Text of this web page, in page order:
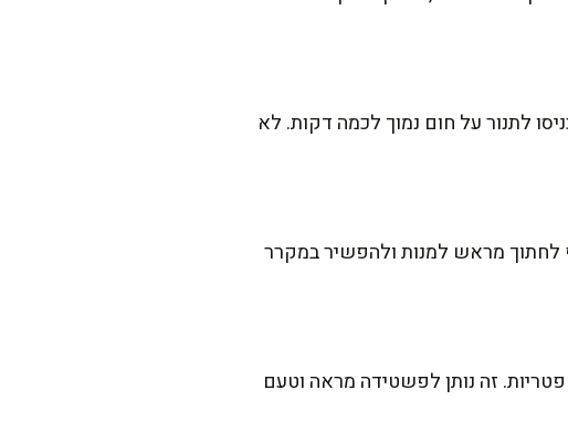
לתנור על חום נמוך לכמה דקות. לא
מראש למנות ולהפשיר במקרר
זה נותן לפשטידה מראה וטעם